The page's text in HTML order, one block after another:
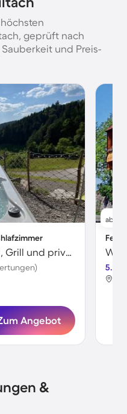
geprüft nach
und Preis-
Apartment mit Whirlpool, Grill und privatem Pool | Gartenblick
Angebot
ab
5.0
&